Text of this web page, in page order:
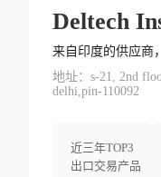
来自印度的供应商
地址：s-21, 2nd
delhi,pin-110092
近三年TOP3
出口交易产品